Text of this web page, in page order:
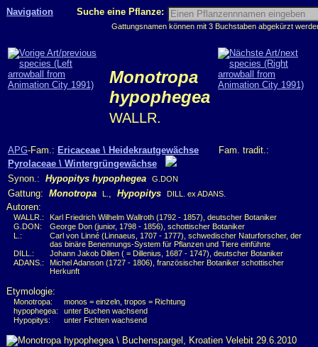
Navigation Suche eine Pflanze:
Gattungsnamen können mit 3 Buchstaben abgekürzt
Monotropa
hypophegea
WALLR.
APG-Fam.: Ericaceae \ Heidekrautgewächse Fam. tradit.:
Pyrolaceae \ Wintergrüngewächse
Synon.: Hypopitys hypophegea G.DON
Gattung: Monotropa L. , Hypopitys DILL. ex ADANS.
Autoren:
WALLR.:
Karl Friedrich Wilhelm Wallroth (1792 - 1857), deutscher Botaniker
G.DON:
George Don (junior, 1798 - 1856), schottischer Botaniker
L.:
Carl von Linné (Linnaeus, 1707 - 1777), schwedischer Naturforscher, der
das binäre Benennungs-System für Pflanzen und Tiere einführte
DILL.:
Johann Jakob Dillen ( = Dillenius, 1687 - 1747), deutscher Botaniker
ADANS.:
Michel Adanson (1727 - 1806), französischer Botaniker schottischer
Herkunft
Etymologie:
Monotropa:
monos = einzeln, tropos = Richtung
hypophegea:
unter Buchen wachsend
Hypopitys:
unter Fichten wachsend